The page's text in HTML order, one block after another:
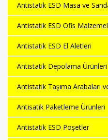
Antistatik ESD Masa ve
Antistatik ESD Ofis
Antistatik ESD El Aletleri
Antistatik Depolama Ürünleri
Antistatik Taşıma Arabaları
Antisatik Paketleme Ürünleri
Antistatik ESD Poşetler